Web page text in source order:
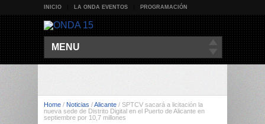
INICIO LA ONDA EVENTOS PROGRAMACIÓN
MENU
Home / Noticias /Alicante / SPTCV sacará a licitación la
nueva sede de Distrito Digital en el Puerto de Alicante en
septiembre por 10,7 millones